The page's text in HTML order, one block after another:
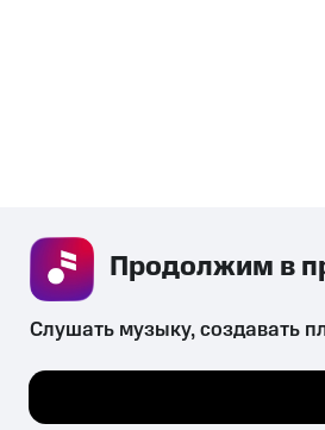
Продолжим в
Слушать музыку, создавать